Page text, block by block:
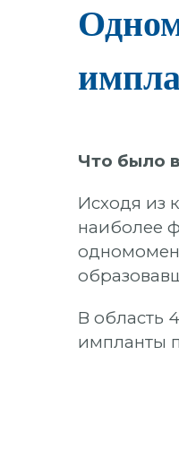
ДЕТСКАЯ
Что было
Исходя из
наиболее
В область
импланты